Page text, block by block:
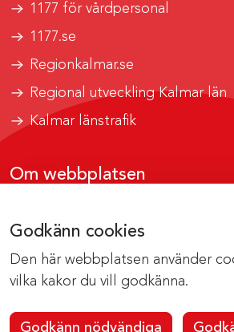
Godkänn cookies
Den här webbplatsen använder
vilka kakor du vill godkänna.
Godkänn nödvändiga
1177 för vårdpersonal
1177.se
Regionkalmar.se
Regional utveckling Kalmar län
Kalmar länstrafik
Om webbplatsen
Om cookies
Kontakta webbredaktionen